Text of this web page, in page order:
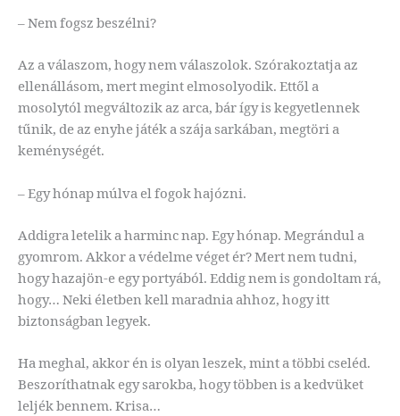
– Nem fogsz beszélni?
Az a válaszom, hogy nem válaszolok. Szórakoztatja az
ellenállásom, mert megint elmosolyodik. Ettől a
mosolytól megváltozik az arca, bár így is kegyetlennek
tűnik, de az enyhe játék a szája sarkában, megtöri a
keménységét.
– Egy hónap múlva el fogok hajózni.
Addigra letelik a harminc nap. Egy hónap. Megrándul a
gyomrom. Akkor a védelme véget ér? Mert nem tudni,
hogy hazajön-e egy portyából. Eddig nem is gondoltam rá,
hogy… Neki életben kell maradnia ahhoz, hogy itt
biztonságban legyek.
Ha meghal, akkor én is olyan leszek, mint a többi cseléd.
Beszoríthatnak egy sarokba, hogy többen is a kedvüket
leljék bennem. Krisa…